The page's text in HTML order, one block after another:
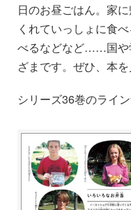
日のお昼ごはん。家
くれていっしょに食
べるなどなど……国や
ざまです。ぜひ、本
シリーズ36巻のライ